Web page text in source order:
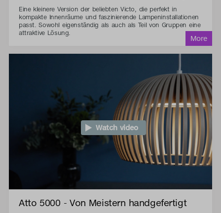
Eine kleinere Version der beliebten Victo, die perfekt in
kompakte Innenräume und faszinierende Lampeninstallationen
passt. Sowohl eigenständig als auch als Teil von Gruppen eine
attraktive Lösung.
Watch video
Atto 5000 - Von Meistern handgefertigt